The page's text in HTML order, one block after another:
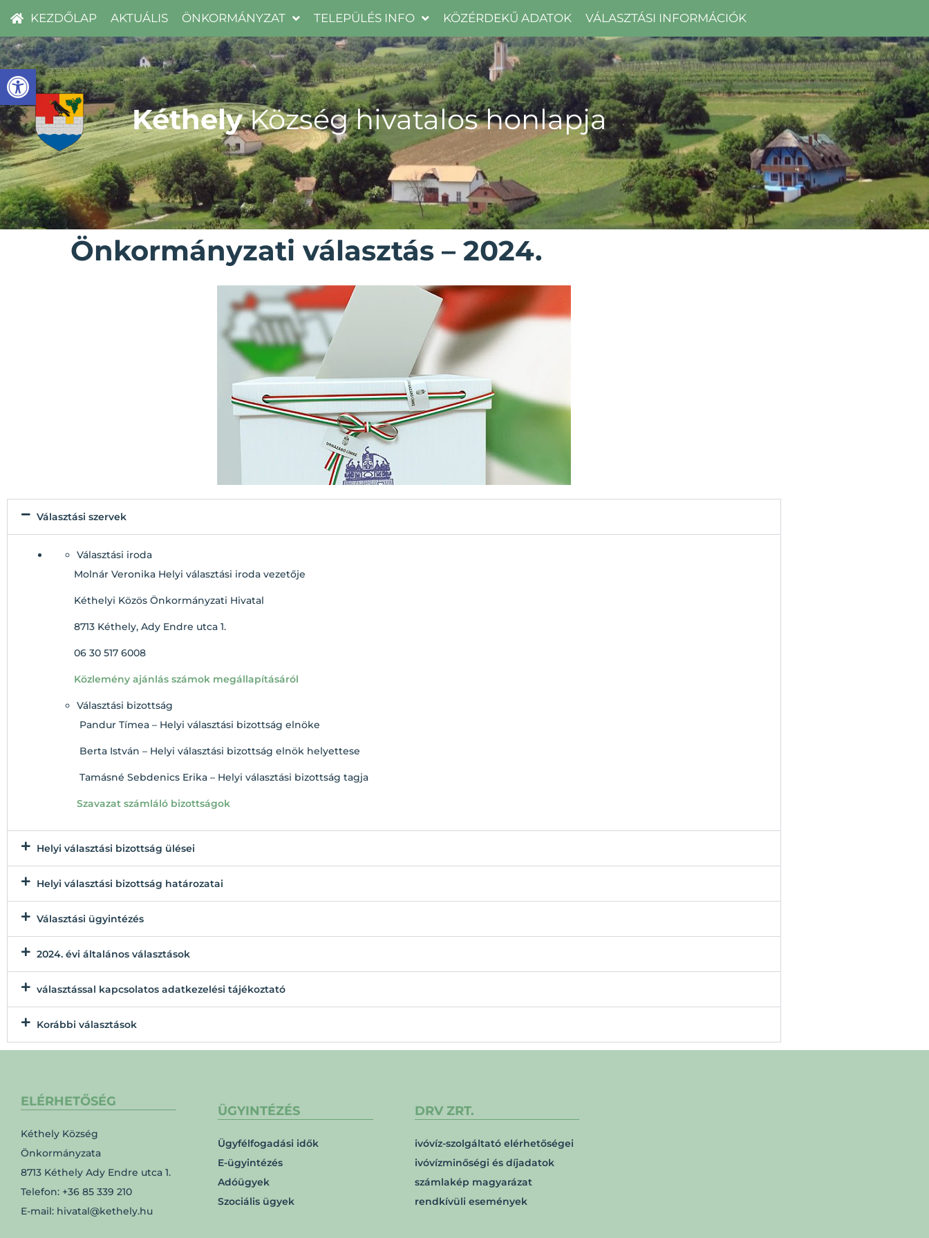
Eszköztár megnyitása
KEZDŐLAP AKTUÁLIS ÖNKORMÁNYZAT TELEPÜLÉS INFO KÖZÉRDEKŰ ADATOK VÁLASZTÁSI INFORMÁCIÓK
Kéthely Község hivatalos honlapja
Önkormányzati választás – 2024.
Választási szervek
Választási iroda
Molnár Veronika Helyi választási iroda vezetője
Kéthelyi Közös Önkormányzati Hivatal
8713 Kéthely, Ady Endre utca 1.
06 30 517 6008
Közlemény ajánlás számok megállapításáról
Választási bizottság
Pandur Tímea – Helyi választási bizottság elnöke
Berta István – Helyi választási bizottság elnök helyettese
Tamásné Sebdenics Erika – Helyi választási bizottság tagja
Szavazat számláló bizottságok
Helyi választási bizottság ülései
Helyi választási bizottság határozatai
Választási ügyintézés
2024. évi általános választások
választással kapcsolatos adatkezelési tájékoztató
Korábbi választások
ELÉRHETŐSÉG
Kéthely Község
Önkormányzata
8713 Kéthely Ady Endre utca 1.
Telefon: +36 85 339 210
E-mail: hivatal@kethely.hu
ÜGYINTÉZÉS
Ügyfélfogadási idők
E-ügyintézés
Adóügyek
Szociális ügyek
DRV ZRT.
ivóvíz-szolgáltató elérhetőségei
ivóvízminőségi és díjadatok
számlakép magyarázat
rendkívüli események